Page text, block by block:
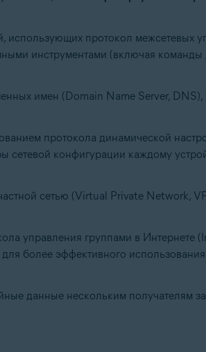
использующих протокол межсетевых
инструментами (включая команды
имен (Domain Name Server, DNS),
протокола динамической
сетевой конфигурации каждому
сетью (Virtual Private Network,
управления группами в Интернете
более эффективного
данные нескольким получателям